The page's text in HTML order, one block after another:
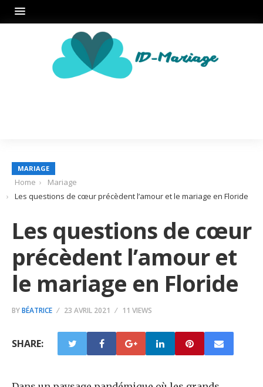
MARIAGE
Home
Mariage
Les questions de cœur précèdent l’amour et le mariage en Floride
Les questions de cœur
précèdent l’amour et
le mariage en Floride
BYBÉATRICE 23 AVRIL 2021 11 VIEWS
SHARE: